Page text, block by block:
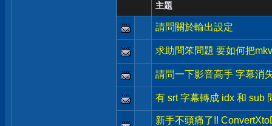
主題
請問關於輸出設定
求助問笨問題 要如何把
請問一下影音高手 字幕消
有 srt 字幕轉成 idx 和 sub
新手不頭痛了!!